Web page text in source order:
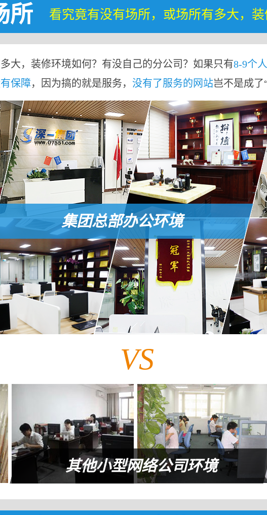
所 看究竟有没有场所，或场所有多大，装
大，装修环境如何？有没自己的分公司？如果只有8-9个
保障，因为搞的就是服务， 没有了服务的网站岂不是成了
集团总部办公环境
VS
其他小型网络公司环境